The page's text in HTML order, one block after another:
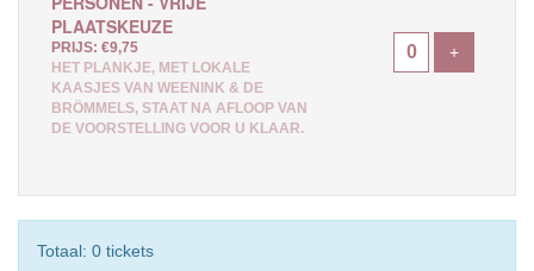
PLAATSKEUZE
PRIJS: €9,75
HET PLANKJE, MET LOKALE
KAASJES VAN WEENINK & DE
BRÖMMELS, STAAT NA AFLOOP VAN
DE VOORSTELLING VOOR U KLAAR.
+Voeg
Totaal: 0 tickets